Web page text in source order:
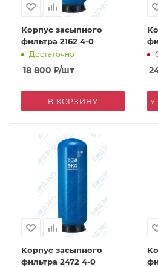
Корпус засыпного
фильтра 2162 4-0
Достаточно
18 800 ₽/шт
В КОРЗИНУ
Корпус засыпного
фильтра 2472 4-0